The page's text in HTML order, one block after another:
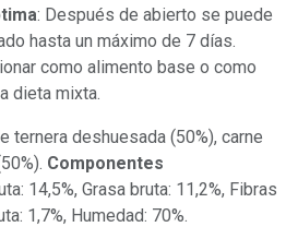
: Después de abierto se puede
hasta un máximo de 7 días.
como alimento base o como
dieta mixta.
ternera deshuesada (50%), carne
Componentes
14,5%, Grasa bruta: 11,2%, Fibras
1,7%, Humedad: 70%.